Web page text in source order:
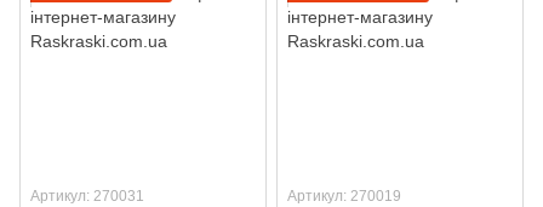
Артикул: 270031 Артикул: 270019